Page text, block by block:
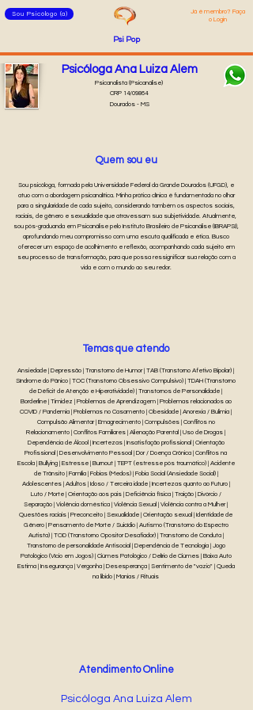
Psi Pop
Sou Psicólogo (a)
Já é membro? Faça
o Login
Psicóloga Ana Luiza Alem
CRP 14/09864
Dourados - MS
Psicanalista (Psicanálise)
Quem sou eu
Sou psicóloga, formada pela Universidade Federal da Grande Dourados (UFGD), e
atuo com a abordagem psicanalítica. Minha prática clínica é fundamentada no olhar
para a singularidade de cada sujeito, considerando também os aspectos sociais,
raciais, de gênero e sexualidade que atravessam sua subjetividade. Atualmente,
sou pós-graduanda em Psicanálise pelo Instituto Brasileiro de Psicanálise (IBRAPSI),
aprofundando meu compromisso com uma escuta qualificada e ética. Busco
oferecer um espaço de acolhimento e reflexão, acompanhando cada sujeito em
seu processo de transformação, para que possa ressignificar sua relação com a
vida e com o mundo ao seu redor.
Ansiedade | Depressão | Transtorno de Humor | TAB (Transtorno Afetivo Bipolar) |
Síndrome do Pânico | TOC (Transtorno Obsessivo Compulsivo) | TDAH (Transtorno
de Déficit de Atenção e Hiperatividade) | Transtornos de Personalidade |
Borderline | Timidez | Problemas de Aprendizagem | Problemas relacionados ao
COVID / Pandemia | Problemas no Casamento | Obesidade | Anorexia / Bulimia |
Compulsão Alimentar | Emagrecimento | Compulsões | Conflitos no
Relacionamento | Conflitos Familiares | Alienação Parental | Uso de Drogas |
Dependência de Álcool | Incertezas | Insatisfação profissional | Orientação
Profissional | Desenvolvimento Pessoal | Dor / Doença Crônica | Conflitos na
Escola | Bullying | Estresse | Burnout | TEPT (estresse pós traumático) | Acidente
de Trânsito | Família | Fobias (Medos) | Fobia Social (Ansiedade Social) |
Adolescentes | Adultos | Idoso / Terceira idade | Incertezas quanto ao Futuro |
Luto / Morte | Orientação aos pais | Deficiência física | Traição | Divórcio /
Separação | Violência doméstica | Violência Sexual | Violência contra a Mulher |
Questões raciais | Preconceito | Sexualidade | Orientação sexual | Identidade de
Gênero | Pensamento de Morte / Suicídio | Autismo (Transtorno do Espectro
Autista) | TOD (Transtorno Opositor Desafiador) | Transtorno de Conduta |
Transtorno de personalidade Antisocial | Dependência de Tecnologia | Jogo
Patológico (Vício em Jogos) | Ciúmes Patológico / Delírio de Ciúmes | Baixa Auto
Estima | Insegurança | Vergonha | Desesperança | Sentimento de "vazio" | Queda
na libido | Manias / Rituais
Temas que atendo
Atendimento Online
Psicóloga Ana Luiza Alem